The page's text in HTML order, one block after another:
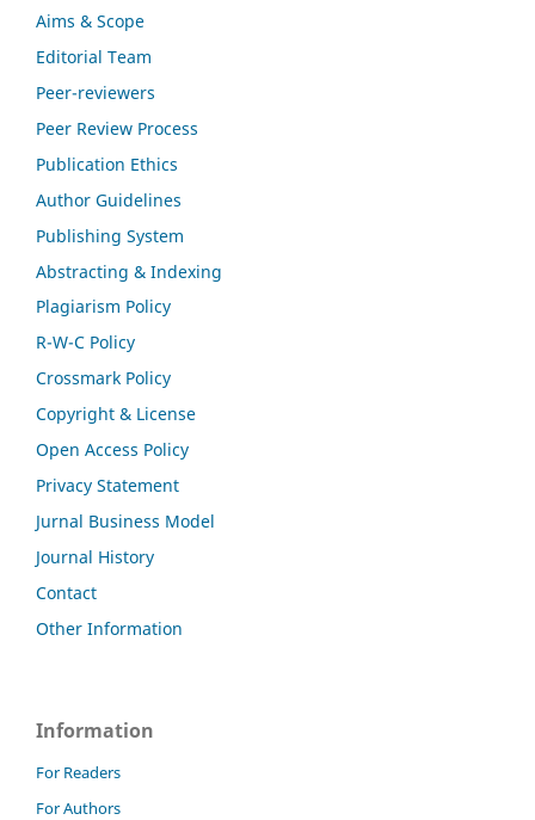
Aims & Scope
Editorial Team
Peer-reviewers
Peer Review Process
Publication Ethics
Author Guidelines
Publishing System
Abstracting & Indexing
Plagiarism Policy
R-W-C Policy
Crossmark Policy
Copyright & License
Open Access Policy
Privacy Statement
Jurnal Business Model
Journal History
Contact
Other Information
Information
For Readers
For Authors